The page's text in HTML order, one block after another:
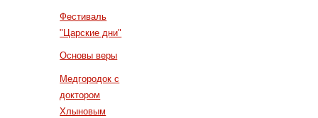
Фестиваль
"Царские дни"
Основы веры
Медгородок с
доктором
Хлыновым